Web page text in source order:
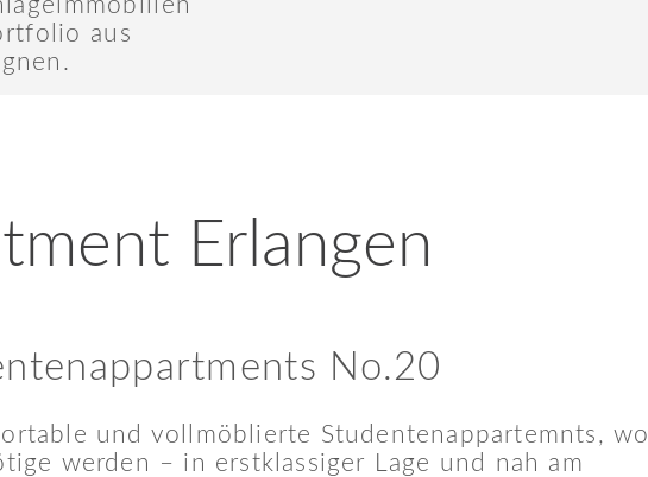
aus
Erlangen
No.20
und vollmöblierte Studentenappartemnts, wo
werden – in erstklassiger Lage und nah am